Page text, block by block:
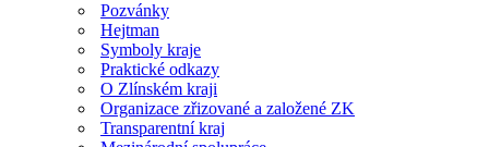
Pozvánky
Hejtman
Symboly kraje
Praktické odkazy
O Zlínském kraji
Organizace zřizované a založené ZK
Transparentní kraj